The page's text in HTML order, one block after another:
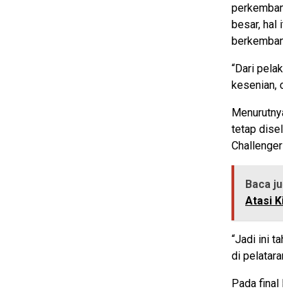
besar, hal
“Dari
kesenian,
tetap
Baca
Atasi
“Jadi ini
di
Pada final